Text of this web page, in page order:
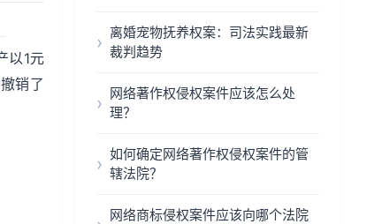
以1元
销了
离婚宠物抚养权案：司法实践最新
裁判趋势
网络著作权侵权案件应该怎么处
理？
如何确定网络著作权侵权案件的管
辖法院？
网络商标侵权案件应该向哪个法院